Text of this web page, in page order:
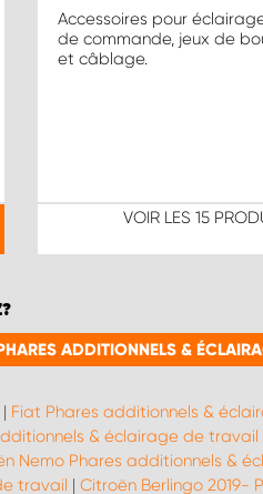
Accessoires pour
de commande, jeux de
et câblage.
VOIR LES15
ADDITIONNELS &
| Fiat Phares additionnels &
& éclairage de travail
Nemo Phares additionnels &
travail | Citroën Berlingo 2019-